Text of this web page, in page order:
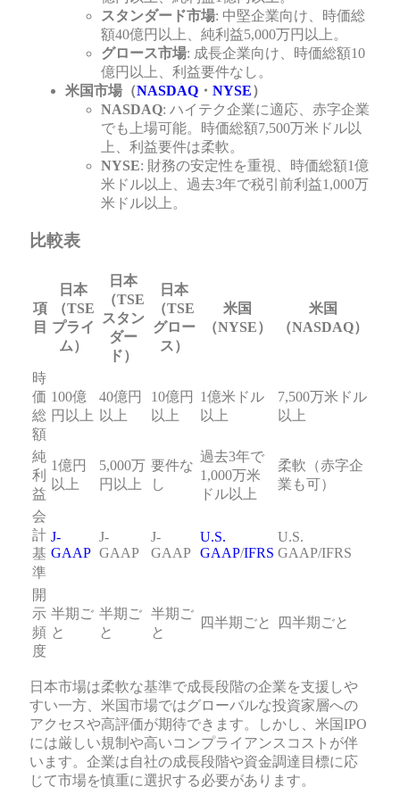
スタンダード市場: 中堅企業向け、時価総
額40億円以上、純利益5,000万円以上。
グロース市場: 成長企業向け、時価総額10
億円以上、利益要件なし。
米国市場（NASDAQ ・ NYSE）
NASDAQ: ハイテク企業に適応、赤字企業
でも上場可能。時価総額7,500万米ドル以
上、利益要件は柔軟。
NYSE: 財務の安定性を重視、時価総額1億
米ドル以上、過去3年で税引前利益1,000万
米ドル以上。
比較表
項
目
日本
（TSE
プライ
ム）
日本
（TSE
スタン
ダー
ド）
日本
（TSE
グロー
ス）
米国
（NYSE）
米国
（NASDAQ）
時
価
総
額
100億
円以上
40億円
以上
10億円
以上
1億米ドル
以上
7,500万米ドル
以上
純
利
益
1億円
以上
5,000万
円以上
要件な
し
過去3年で
1,000万米
ドル以上
柔軟（赤字企
業も可）
会
計
基
準
J-
GAAP
J-
GAAP
J-
GAAP
U.S.
GAAP/IFRS
U.S.
GAAP/IFRS
開
示
頻
度
半期ご
と
半期ご
と
半期ご
と
四半期ごと 四半期ごと
日本市場は柔軟な基準で成長段階の企業を支援しや
すい一方、米国市場ではグローバルな投資家層への
アクセスや高評価が期待できます。しかし、米国IPO
には厳しい規制や高いコンプライアンスコストが伴
います。企業は自社の成長段階や資金調達目標に応
じて市場を慎重に選択する必要があります。